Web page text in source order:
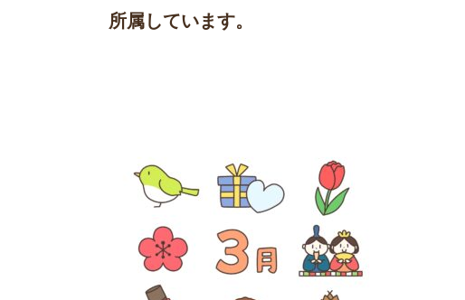
所属しています。